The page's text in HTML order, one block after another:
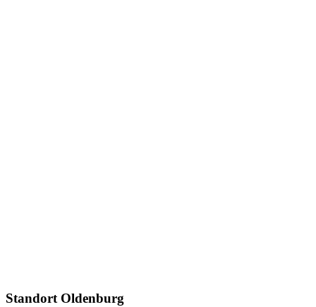
Standort Oldenburg